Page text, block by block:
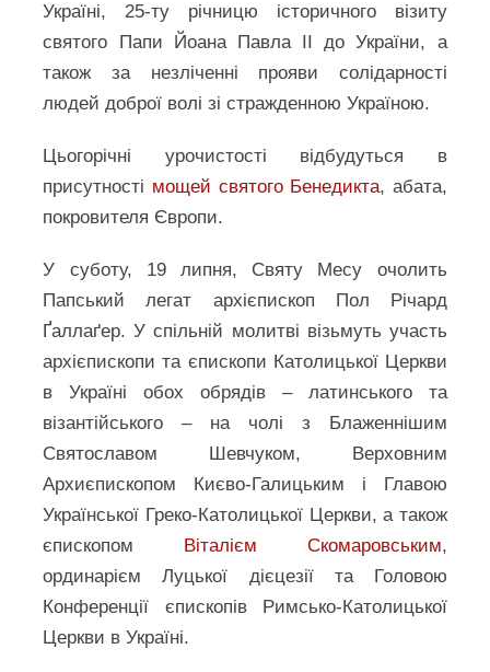
Україні, 25-ту річницю історичного візиту
святого Папи Йоана Павла ІІ до України, а
також за незліченні прояви солідарності
людей доброї волі зі стражденною Україною.
Цьогорічні урочистості відбудуться в
присутності мощей святого Бенедикта, абата,
покровителя Європи.
У суботу, 19 липня, Святу Месу очолить
Папський легат архієпископ Пол Річард
Ґаллаґер. У спільній молитві візьмуть участь
архієпископи та єпископи Католицької Церкви
в Україні обох обрядів – латинського та
візантійського – на чолі з Блаженнішим
Святославом Шевчуком, Верховним
Архиєпископом Києво-Галицьким і Главою
Української Греко-Католицької Церкви, а також
єпископом Віталієм Скомаровським,
ординарієм Луцької дієцезії та Головою
Конференції єпископів Римсько-Католицької
Церкви в Україні.